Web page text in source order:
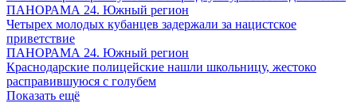
ПАНОРАМА 24. Южный регион
Четырех молодых кубанцев задержали за нацистское
приветствие
ПАНОРАМА 24. Южный регион
Краснодарские полицейские нашли школьницу, жестоко
расправившуюся с голубем
Показать ещё